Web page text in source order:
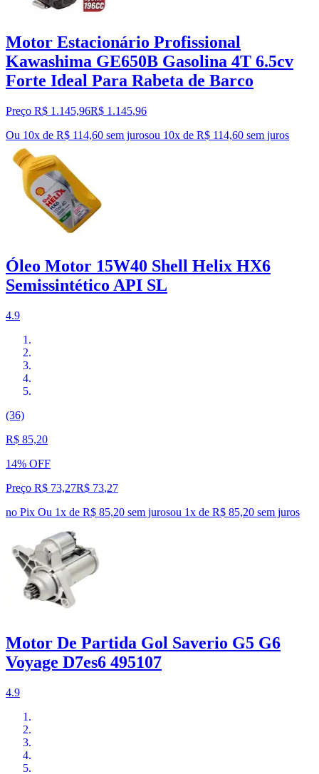
Motor Estacionário Profissional
Kawashima GE650B Gasolina 4T 6.5cv
Forte Ideal Para Rabeta de Barco
Preço R$ 1.145,96R$ 1.145,96
Ou 10x de R$ 114,60 sem jurosou 10x de R$ 114,60 sem juros
Óleo Motor 15W40 Shell Helix HX6
Semissintético API SL
4.9
(36)
R$ 85,20
14% OFF
Preço R$ 73,27R$ 73,27
no Pix Ou 1x de R$ 85,20 sem jurosou 1x de R$ 85,20 sem juros
Motor De Partida Gol Saverio G5 G6
Voyage D7es6 495107
4.9